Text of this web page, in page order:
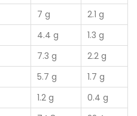
7 g
2.1 g
4.4 g
1.3 g
7.3 g
2.2 g
5.7 g
1.7 g
1.2 g
0.4 g